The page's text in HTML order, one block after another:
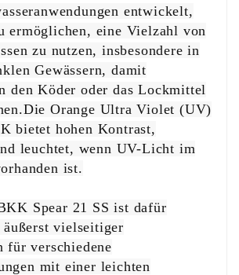
entwickelt,
ermöglichen, eine Vielzahl von
zu nutzen, insbesondere in
Gewässern, damit
den Köder oder das Lockmittel
Orange Ultra Violet (UV)
bietet hohen Kontrast,
leuchtet, wenn UV-Licht im
ist.
Spear 21 SS ist dafür
vielseitiger
für verschiedene
mit einer leichten